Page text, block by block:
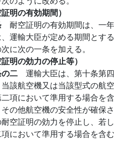
証明の有効期間）
耐空証明の有効期間は、一
運輸大臣が定める期間とする
に次の一条を加える。
証明の効力の停止等）
の二 運輸大臣は、第十条第
該航空機又は当該型式の航
項において準用する場合を
その他航空機の安全性が確保
空証明の効力を停止し、若
において準用する場合を含